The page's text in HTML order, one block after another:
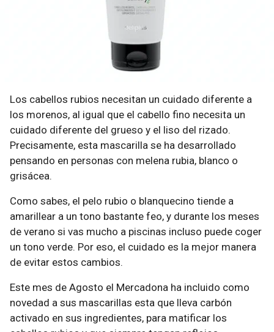
Los cabellos rubios necesitan un cuidado diferente a
los morenos, al igual que el cabello fino necesita un
cuidado diferente del grueso y el liso del rizado.
Precisamente, esta mascarilla se ha desarrollado
pensando en personas con melena rubia, blanco o
grisácea.
Como sabes, el pelo rubio o blanquecino tiende a
amarillear a un tono bastante feo, y durante los meses
de verano si vas mucho a piscinas incluso puede coger
un tono verde. Por eso, el cuidado es la mejor manera
de evitar estos cambios.
Este mes de Agosto el Mercadona ha incluido como
novedad a sus mascarillas esta que lleva carbón
activado en sus ingredientes, para matificar los